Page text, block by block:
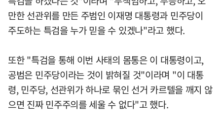
만한 선관위를 만든 주범인 이재명 대통령과 민주당이
주도하는 특검을 누가 믿을 수 있겠나"라고 했다.
또한 "특검을 통해 이번 사태의 몸통은 이 대통령이고,
공범은 민주당이라는 것이 밝혀질 것"이라며 "이 대통
령, 민주당, 선관위가 하나로 묶인 선거 카르텔을 깨지 않
으면 진짜 민주주의를 세울 수 없다"고 했다.